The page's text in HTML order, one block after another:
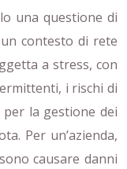
una questione di
contesto di rete
a stress, con
i rischi di
la gestione dei
Per un’azienda,
causare danni